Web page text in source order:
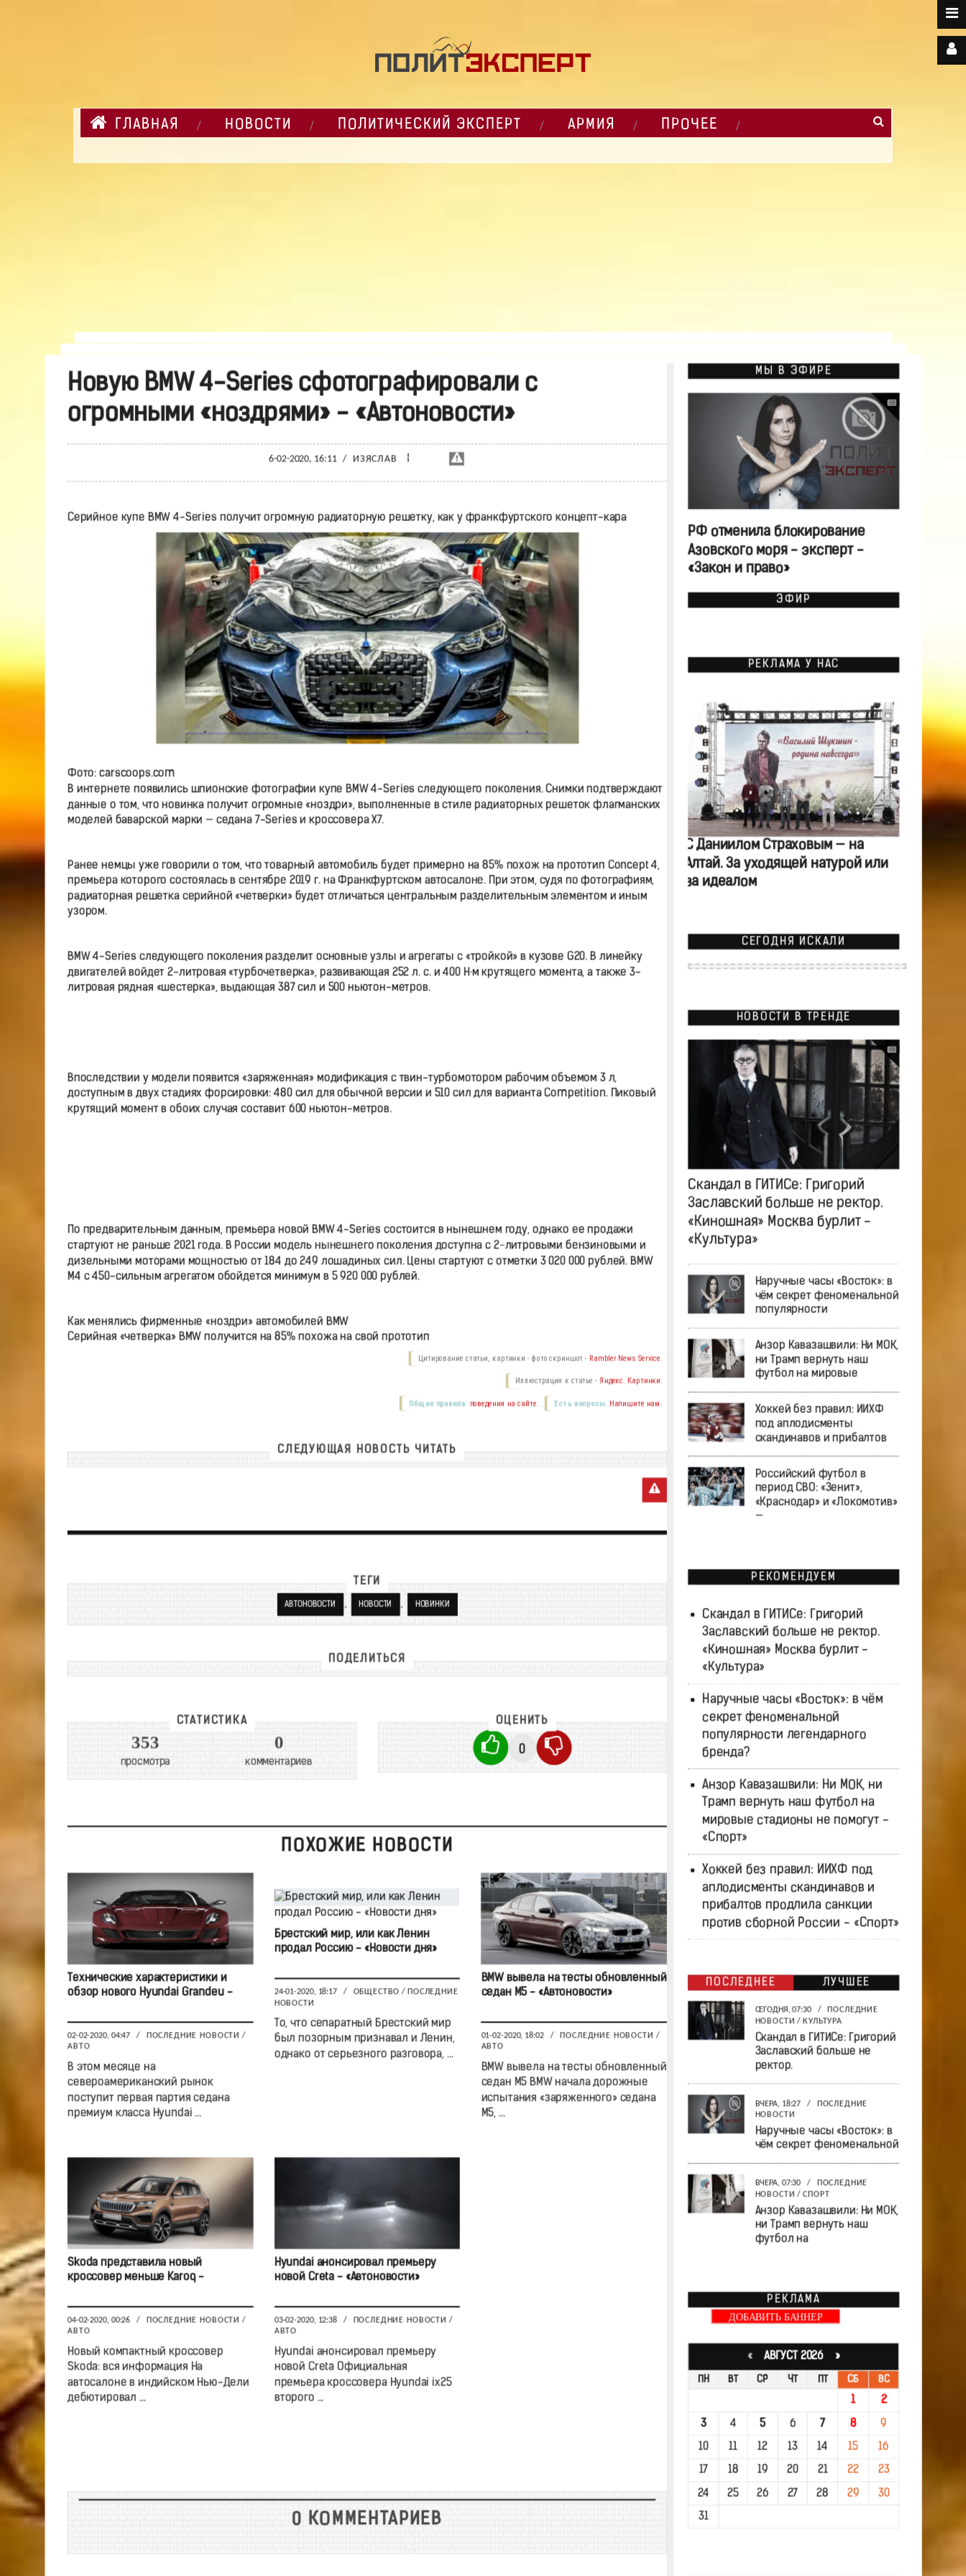
ГЛАВНАЯ НОВОСТИ ПОЛИТИЧЕСКИЙ ЭКСПЕРТ АРМИЯ ПРОЧЕЕ
Новую BMW 4-Series сфотографировали с
огромными «ноздрями» - «Автоновости»
6-02-2020, 16:11 / ИЗЯСЛАВ ¦
Серийное купе BMW 4-Series получит огромную радиаторную решетку, как у франкфуртского концепт-кара
Фото: carscoops.com
В интернете появились шпионские фотографии купе BMW 4-Series следующего поколения. Снимки подтверждают
данные о том, что новинка получит огромные «ноздри», выполненные в стиле радиаторных решеток флагманских
моделей баварской марки — седана 7-Series и кроссовера X7.
Ранее немцы уже говорили о том, что товарный автомобиль будет примерно на 85% похож на прототип Concept 4,
премьера которого состоялась в сентябре 2019 г. на Франкфуртском автосалоне. При этом, судя по фотографиям,
радиаторная решетка серийной «четверки» будет отличаться центральным разделительным элементом и иным
узором.
BMW 4-Series следующего поколения разделит основные узлы и агрегаты с «тройкой» в кузове G20. В линейку
двигателей войдет 2-литровая «турбочетверка», развивающая 252 л. с. и 400 Н·м крутящего момента, а также 3-
литровая рядная «шестерка», выдающая 387 сил и 500 ньютон-метров.
Впоследствии у модели появится «заряженная» модификация с твин-турбомотором рабочим объемом 3 л,
доступным в двух стадиях форсировки: 480 сил для обычной версии и 510 сил для варианта Competition. Пиковый
крутящий момент в обоих случая составит 600 ньютон-метров.
По предварительным данным, премьера новой BMW 4-Series состоится в нынешнем году, однако ее продажи
стартуют не раньше 2021 года. В России модель нынешнего поколения доступна с 2-литровыми бензиновыми и
дизельными моторами мощностью от 184 до 249 лошадиных сил. Цены стартуют с отметки 3 020 000 рублей. BMW
M4 с 450-сильным агрегатом обойдется минимум в 5 920 000 рублей.
Как менялись фирменные «ноздри» автомобилей BMW
Серийная «четверка» BMW получится на 85% похожа на свой прототип
Цитирование статьи, картинки - фото скриншот - Rambler News Service.
Иллюстрация к статье - Яндекс. Картинки.
Есть вопросы. Напишите нам.
Общие правила поведения на сайте.
СЛЕДУЮЩАЯ НОВОСТЬ ЧИТАТЬ
ТЕГИ
АВТОНОВОСТИ , НОВОСТИ , НОВИНКИ
ПОДЕЛИТЬСЯ
СТАТИСТИКА
353
просмотра
0
комментариев
ОЦЕНИТЬ
0
ПОХОЖИЕ НОВОСТИ
Технические характеристики и
обзор нового Hyundai Grandeu -
02-02-2020, 04:47 / ПОСЛЕДНИЕ НОВОСТИ /
АВТО
В этом месяце на
североамериканский рынок
поступит первая партия седана
премиум класса Hyundai ...
Брестский мир, или как Ленин
продал Россию - «Новости дня»
24-01-2020, 18:17 / ОБЩЕСТВО / ПОСЛЕДНИЕ
НОВОСТИ
То, что сепаратный Брестский мир
был позорным признавал и Ленин,
однако от серьезного разговора, ...
BMW вывела на тесты обновленный
седан M5 - «Автоновости»
01-02-2020, 18:02 / ПОСЛЕДНИЕ НОВОСТИ /
АВТО
BMW вывела на тесты обновленный
седан M5 BMW начала дорожные
испытания «заряженного» седана
M5, ...
Skoda представила новый
кроссовер меньше Karoq -
04-02-2020, 00:26 / ПОСЛЕДНИЕ НОВОСТИ /
АВТО
Новый компактный кроссовер
Skoda: вся информация На
автосалоне в индийском Нью-Дели
дебютировал ...
Hyundai анонсировал премьеру
новой Creta - «Автоновости»
03-02-2020, 12:38 / ПОСЛЕДНИЕ НОВОСТИ /
АВТО
Hyundai анонсировал премьеру
новой Creta Официальная
премьера кроссовера Hyundai ix25
второго ...
0 КОММЕНТАРИЕВ
МЫ В ЭФИРЕ
РФ отменила блокирование
Азовского моря - эксперт -
«Закон и право»
ЭФИР
РЕКЛАМА У НАС
С Даниилом Страховым — на
Алтай. За уходящей натурой или
за идеалом
СЕГОДНЯ ИСКАЛИ
НОВОСТИ В ТРЕНДЕ
Скандал в ГИТИСе: Григорий
Заславский больше не ректор.
«Киношная» Москва бурлит -
«Культура»
Наручные часы «Восток»: в
чём секрет феноменальной
популярности
Анзор Кавазашвили: Ни МОК,
ни Трамп вернуть наш
футбол на мировые
Хоккей без правил: ИИХФ
под аплодисменты
скандинавов и прибалтов
Российский футбол в
период СВО: «Зенит»,
«Краснодар» и «Локомотив»
—
РЕКОМЕНДУЕМ
Скандал в ГИТИСе: Григорий
Заславский больше не ректор.
«Киношная» Москва бурлит -
«Культура»
Наручные часы «Восток»: в чём
секрет феноменальной
популярности легендарного
бренда?
Анзор Кавазашвили: Ни МОК, ни
Трамп вернуть наш футбол на
мировые стадионы не помогут -
«Спорт»
Хоккей без правил: ИИХФ под
аплодисменты скандинавов и
прибалтов продлила санкции
против сборной России - «Спорт»
ПОСЛЕДНЕЕ ЛУЧШЕЕ
СЕГОДНЯ, 07:30 /
ПОСЛЕДНИЕ
НОВОСТИ / КУЛЬТУРА
Скандал в ГИТИСе: Григорий
Заславский больше не
ректор.
ВЧЕРА, 18:27 /
ПОСЛЕДНИЕ
НОВОСТИ
Наручные часы «Восток»: в
чём секрет феноменальной
ВЧЕРА, 07:30 /
ПОСЛЕДНИЕ
НОВОСТИ / СПОРТ
Анзор Кавазашвили: Ни МОК,
ни Трамп вернуть наш
футбол на
РЕКЛАМА
ДОБАВИТЬ БАННЕР
«АВГУСТ 2026 »
ПН ВТ СР ЧТ ПТ СБ ВС
1 2
3 4 5 6 7 8 9
10 11 12 13 14 15 16
17 18 19 20 21 22 23
24 25 26 27 28 29 30
31